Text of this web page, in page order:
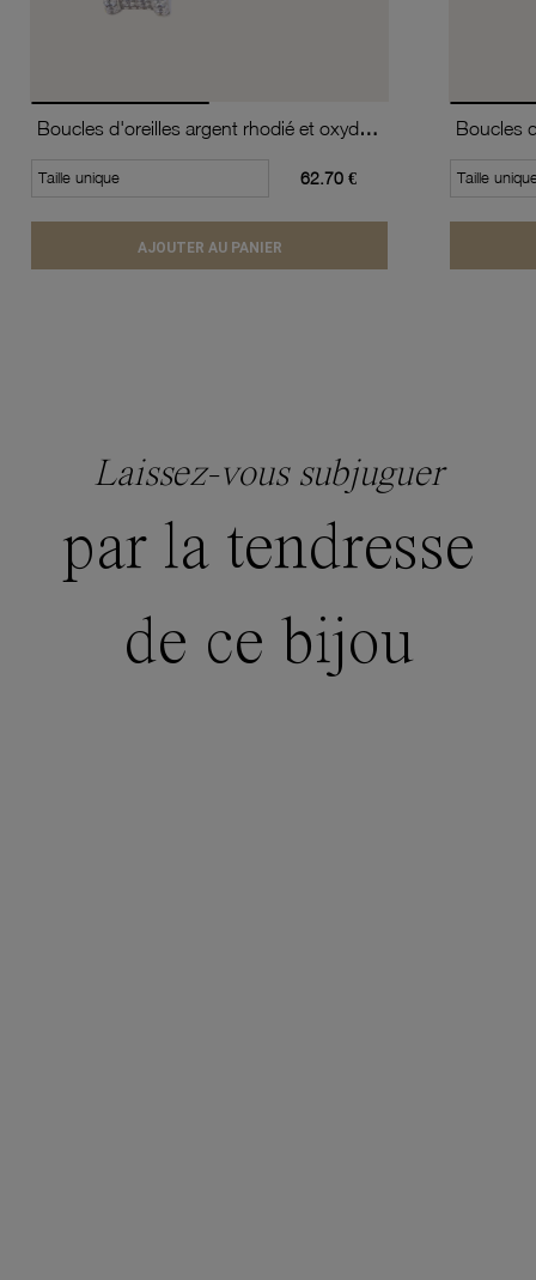
Boucles d'oreilles argent rhodié et oxydes de zirconium
Taille unique 62.70 €
AJOUTER AU PANIER
Taille
Laissez-vous subjuguer
par la tendresse
de ce bijou